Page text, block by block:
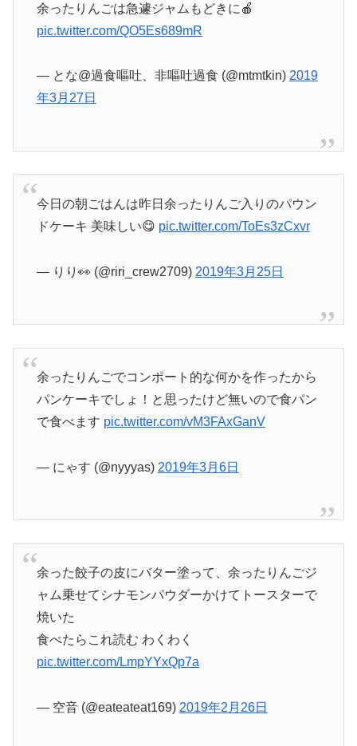
余ったりんごは急遽ジャムもどきに🍎
pic.twitter.com/QO5Es689mR
— とな@過食嘔吐、非嘔吐過食 (@mtmtkin) 2019
年3月27日
今日の朝ごはんは昨日余ったりんご入りのパウン
ドケーキ 美味しい😋 pic.twitter.com/ToEs3zCxvr
— りり👀 (@riri_crew2709) 2019年3月25日
余ったりんごでコンポート的な何かを作ったから
パンケーキでしょ！と思ったけど無いので食パン
で食べます pic.twitter.com/vM3FAxGanV
— にゃす (@nyyyas) 2019年3月6日
余った餃子の皮にバター塗って、余ったりんごジ
ャム乗せてシナモンパウダーかけてトースターで
焼いた
食べたらこれ読む わくわく
pic.twitter.com/LmpYYxQp7a
— 空音 (@eateateat169) 2019年2月26日